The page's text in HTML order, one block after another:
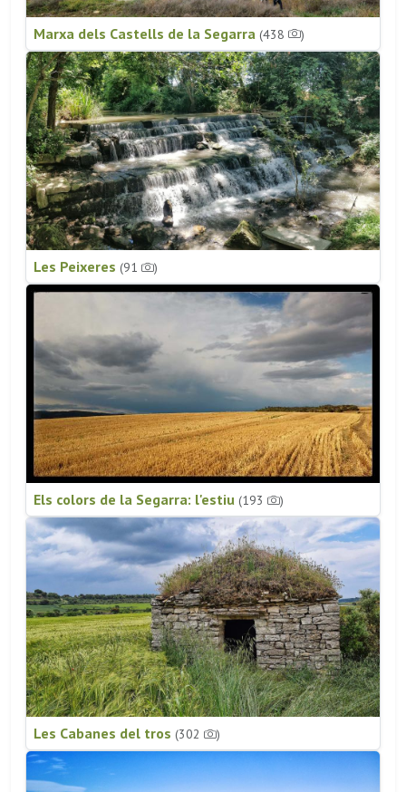
Marxa dels Castells de la Segarra (438 )
Les Peixeres (91 )
Els colors de la Segarra: l'estiu (193 )
Les Cabanes del tros (302 )